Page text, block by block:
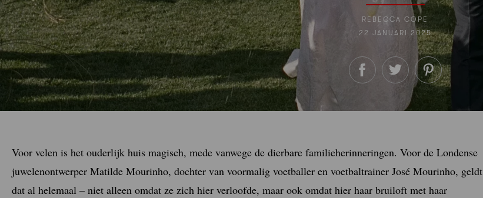
REBECCA COPE
22 JANUARI 2025
Voor velen is het ouderlijk huis magisch, mede vanwege de dierbare familieherinneringen. Voor de Londense
juwelenontwerper Matilde Mourinho, dochter van voormalig voetballer en voetbaltrainer José Mourinho, geldt
dat al helemaal – niet alleen omdat ze zich hier verloofde, maar ook omdat hier haar bruiloft met haar